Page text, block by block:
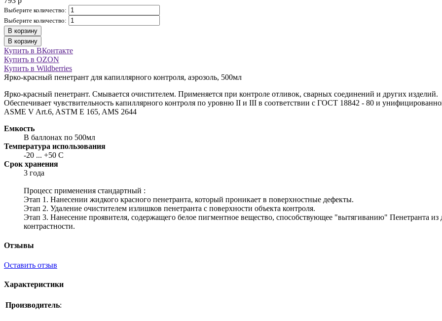
Выберите количество:
Выберите количество:
В корзину
В корзину
Купить в ВКонтакте
Купить в OZON
Купить в Wildberries
Ярко-красный пенетрант для капиллярного контроля, аэрозоль, 500мл
Ярко-красный пенетрант. Смывается очистителем. Применяется при контроле отливок, сварных соединений и других изделий.
Обеспечивает чувствительность капиллярного контроля по уровню II и III в соответствии с ГОСТ 18842 - 80 и
ASME V Art.6, ASTM E 165, AMS 2644
Емкость
В баллонах по 500мл
Температура использования
-20 ... +50 С
Срок хранения
3 года
Процесс применения стандартный :
Этап 1. Нанесении жидкого красного пенетранта, который проникает в поверхностные дефекты.
Этап 2. Удаление очистителем излишков пенетранта с поверхности объекта контроля.
Этап 3. Нанесение проявителя, содержащего белое пигментное вещество, способствующее "вытягиванию" Пенетранта
контрастности.
Отзывы
Оставить отзыв
Характеристики
Производитель: